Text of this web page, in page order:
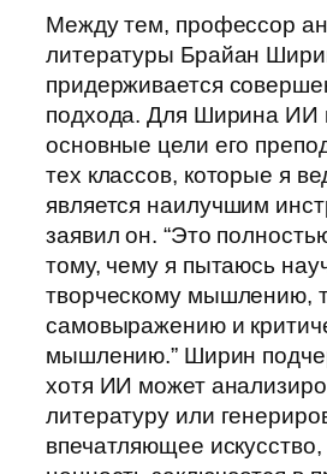
Между тем, профессор
литературы Брайан
придерживается
подхода. Для Ширина ИИ
основные цели его
тех классов, которые я
является наилучшим
заявил он. “Это
тому, чему я пытаюсь
творческому мышлению,
самовыражению и
мышлению.” Ширин
хотя ИИ может
литературу или
впечатляющее